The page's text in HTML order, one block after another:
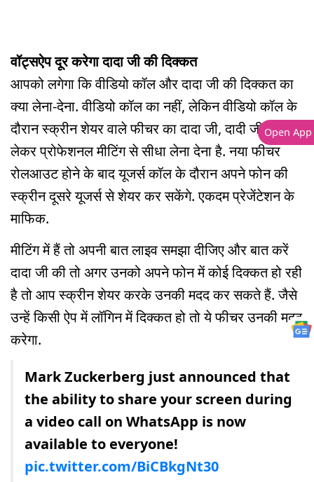
वॉट्सऐप दूर करेगा दादा जी की दिक्कत
आपको लगेगा कि वीडियो कॉल और दादा जी की दिक्कत का
क्या लेना-देना. वीडियो कॉल का नहीं, लेकिन वीडियो कॉल के
दौरान स्क्रीन शेयर वाले फीचर का दादा जी, दादी जी से
लेकर प्रोफेशनल मीटिंग से सीधा लेना देना है. नया फीचर
रोलआउट होने के बाद यूजर्स कॉल के दौरान अपने फोन की
स्क्रीन दूसरे यूजर्स से शेयर कर सकेंगे. एकदम प्रेजेंटेशन के
माफिक.
मीटिंग में हैं तो अपनी बात लाइव समझा दीजिए और बात करें
दादा जी की तो अगर उनको अपने फोन में कोई दिक्कत हो रही
है तो आप स्क्रीन शेयर करके उनकी मदद कर सकते हैं. जैसे
उन्हें किसी ऐप में लॉगिन में दिक्कत हो तो ये फीचर उनकी मदद
करेगा.
Mark Zuckerberg just announced that
the ability to share your screen during
a video call on WhatsApp is now
available to everyone!
pic.twitter.com/BiCBkgNt30
Open App